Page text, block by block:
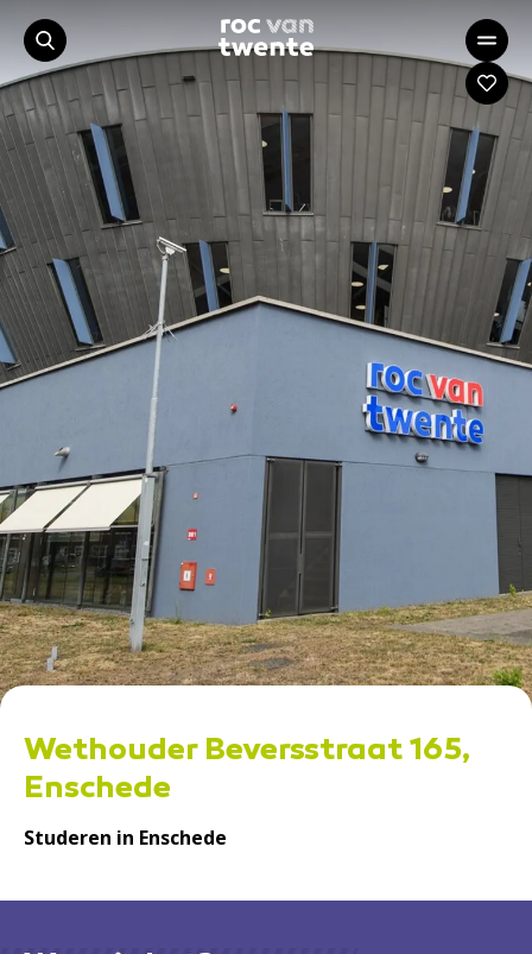
Wethouder Beversstraat 165,
Enschede
Studeren in Enschede